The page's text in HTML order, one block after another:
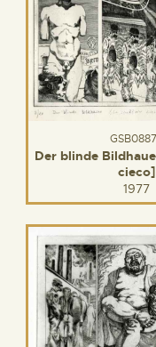
Der blinde
cieco]
1977